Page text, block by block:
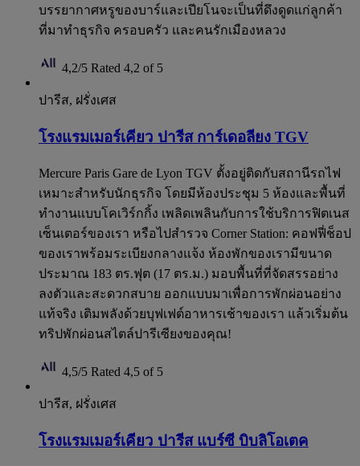
บรรยากาศหรูของบาร์และเปียโนจะเป็นที่ดึงดูดแก่ลูกค้า
ที่มาทำธุรกิจ ครอบครัว และคนรักเมืองหลวง
4,2/5 Rated 4,2 of 5
ปารีส, ฝรั่งเศส
โรงแรมเมอร์เคียว ปารีส การ์เดอลียง TGV
Mercure Paris Gare de Lyon TGV ตั้งอยู่ติดกับสถานีรถไฟ
เหมาะสำหรับนักธุรกิจ โดยมีห้องประชุม 5 ห้องและพื้นที่
ทำงานแบบโคเวิร์กกิ้ง เพลิดเพลินกับการใช้บริการฟิตเนส
เซ็นเตอร์ของเรา หรือไปสำรวจ Corner Station: คอฟฟี่ช็อป
ของเราพร้อมระเบียงกลางแจ้ง ห้องพักของเรามีขนาด
ประมาณ 183 ตร.ฟุต (17 ตร.ม.) มอบพื้นที่ที่จัดสรรอย่าง
ลงตัวและสะดวกสบาย ออกแบบมาเพื่อการพักผ่อนอย่าง
แท้จริง เติมพลังด้วยบุฟเฟต์อาหารเช้าของเรา แล้วเริ่มต้น
ทริปพักผ่อนสไตล์ปารีเซียงของคุณ!
4,5/5 Rated 4,5 of 5
ปารีส, ฝรั่งเศส
โรงแรมเมอร์เคียว ปารีส แบร์ซี บิบลิโอเตค